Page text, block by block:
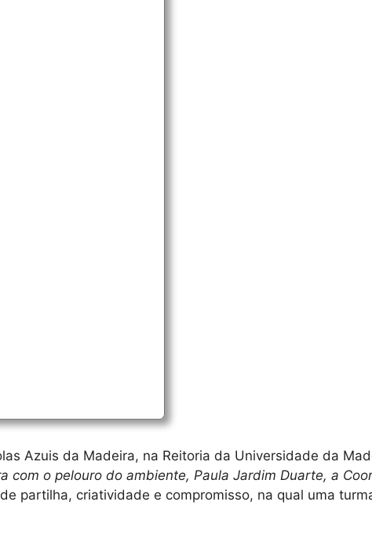
Azuis da Madeira, na Reitoria da Universidade da
com o pelouro do ambiente, Paula Jardim Duarte, a
partilha, criatividade e compromisso, na qual uma